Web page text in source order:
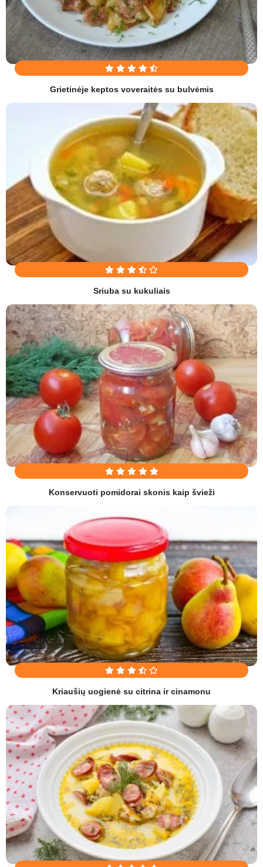
Grietinėje keptos voveraitės su bulvėmis
Sriuba su kukuliais
Konservuoti pomidorai skonis kaip švieži
Kriaušių uogienė su citrina ir cinamonu